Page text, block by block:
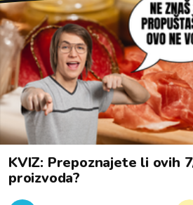
KVIZ: Prepoznajete li ovih
proizvoda?